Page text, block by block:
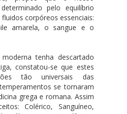
pelo equilíbrio
corpóreos essenciais:
amarela, o sangue e o
tenha descartado
constatou-se que estes
tão universais das
se tornaram
grega e romana. Assim
Colérico, Sanguíneo,